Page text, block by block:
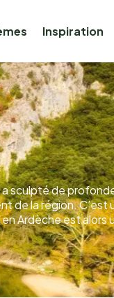
Inspiration
a sculpté de
de la région. C’est
Ardèche est alors